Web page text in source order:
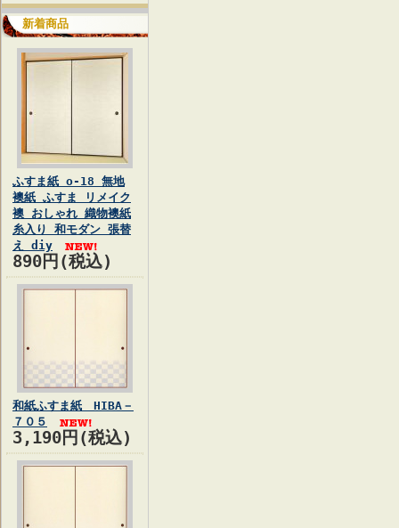
新着商品
ふすま紙 o-18 無地
襖紙 ふすま リメイク
襖 おしゃれ 織物襖紙
糸入り 和モダン 張替
え diy
890円(税込)
和紙ふすま紙 HIBA－
７０５
3,190円(税込)